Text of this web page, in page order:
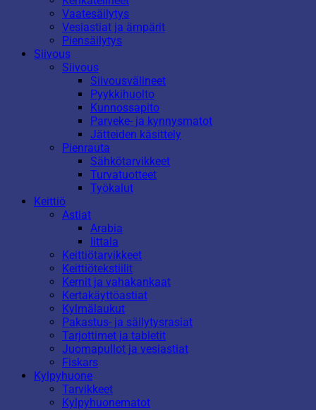
Vaatesäilytys
Vesiastiat ja ämpärit
Piensäilytys
Siivous
Siivous
Siivousvälineet
Pyykkihuolto
Kunnossapito
Parveke- ja kynnysmatot
Jätteiden käsittely
Pienrauta
Sähkötarvikkeet
Turvatuotteet
Työkalut
Keittiö
Astiat
Arabia
Iittala
Keittiötarvikkeet
Keittiötekstiilit
Kernit ja vahakankaat
Kertakäyttöastiat
Kylmälaukut
Pakastus- ja säilytysrasiat
Tarjottimet ja tabletit
Juomapullot ja vesiastiat
Fiskars
Kylpyhuone
Tarvikkeet
Kylpyhuonematot